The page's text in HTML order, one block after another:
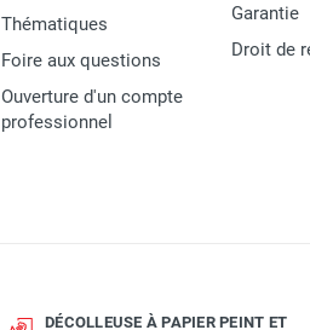
Thématiques
Foire aux questions
Ouverture d'un compte
professionnel
Garantie
Droit de
DÉCOLLEUSE À PAPIER PEINT ET